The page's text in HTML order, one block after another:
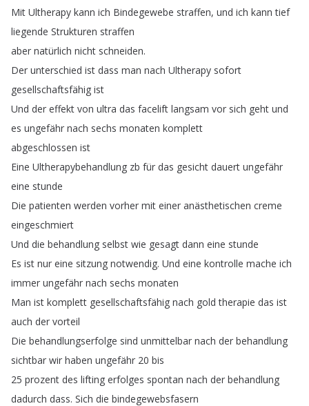
Mit Ultherapy kann ich Bindegewebe straffen, und ich kann tief
liegende Strukturen straffen
aber natürlich nicht schneiden.
Der unterschied ist dass man nach Ultherapy sofort
gesellschaftsfähig ist
Und der effekt von ultra das facelift langsam vor sich geht und
es ungefähr nach sechs monaten komplett
abgeschlossen ist
Eine Ultherapybehandlung zb für das gesicht dauert ungefähr
eine stunde
Die patienten werden vorher mit einer anästhetischen creme
eingeschmiert
Und die behandlung selbst wie gesagt dann eine stunde
Es ist nur eine sitzung notwendig. Und eine kontrolle mache ich
immer ungefähr nach sechs monaten
Man ist komplett gesellschaftsfähig nach gold therapie das ist
auch der vorteil
Die behandlungserfolge sind unmittelbar nach der behandlung
sichtbar wir haben ungefähr 20 bis
25 prozent des lifting erfolges spontan nach der behandlung
dadurch dass. Sich die bindegewebsfasern